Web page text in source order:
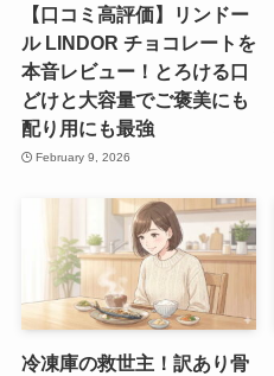
【口コミ高評価】リンドー
ル LINDOR チョコレートを
本音レビュー！とろける口
どけと大容量でご褒美にも
配り用にも最強
February 9, 2026
冷凍庫の救世主！訳あり骨